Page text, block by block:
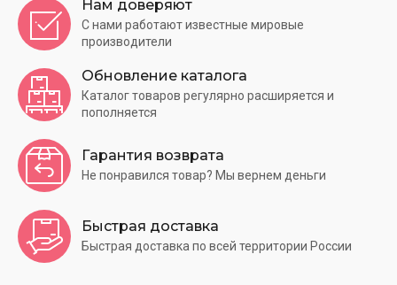
Нам доверяют
С нами работают известные мировые
производители
Обновление каталога
Каталог товаров регулярно расширяется и
пополняется
Гарантия возврата
Не понравился товар? Мы вернем деньги
Быстрая доставка
Быстрая доставка по всей территории России